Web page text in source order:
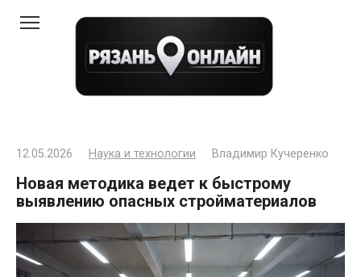
12.05.2026 Наука и технологии Владимир Кучеренко
Новая методика ведет к быстрому
выявлению опасных стройматериалов